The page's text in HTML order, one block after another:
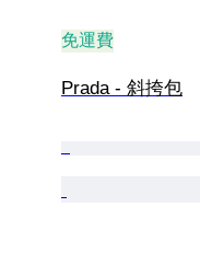
免運費
Prada - 斜挎包